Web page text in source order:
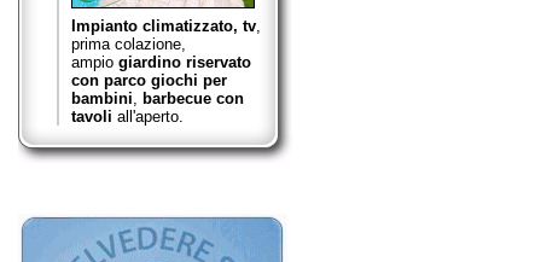
Impianto climatizzato, tv,
prima colazione,
ampio giardino riservato
con parco giochi per
bambini, barbecue con
tavoli all'aperto.